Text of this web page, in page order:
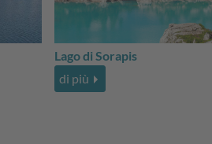
Lago di Sorapis
di più